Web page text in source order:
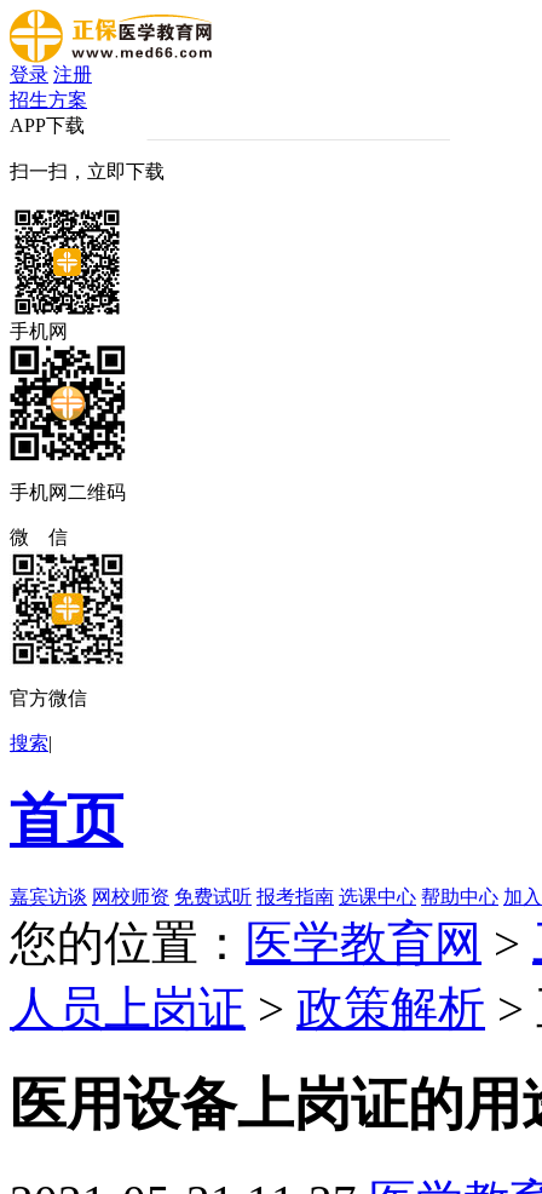
登录 注册
招生方案
APP下载
扫一扫，立即下载
手机网
手机网二维码
微 信
官方微信
搜索|
首页
嘉宾访谈 网校师资 免费试听 报考指南 选课中心 帮助中心 加
您的位置： 医学教育网 >
人员上岗证 > 政策解析 >
医用设备上岗证的